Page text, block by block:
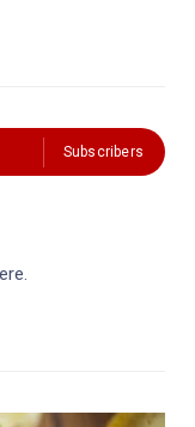
Subscribers